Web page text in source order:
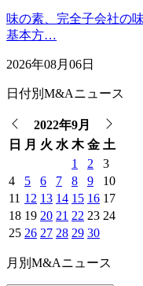
味の素、完全子会社の
基本方…
2026年08月06日
日付別M&Aニュース
2022年9月
日
月 火 水 木 金 土
1
2
3
4
5 6 7 8 9
10
11 12 13 14 15 16 17
18 19 20 21 22 23 24
25 26 27 28 29 30
月別M&Aニュース